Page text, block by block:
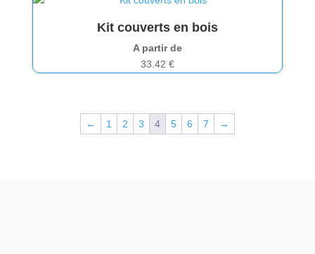
Kit couverts en bois
A partir de
33.42 €
← 1 2 3 4 5 6 7 →